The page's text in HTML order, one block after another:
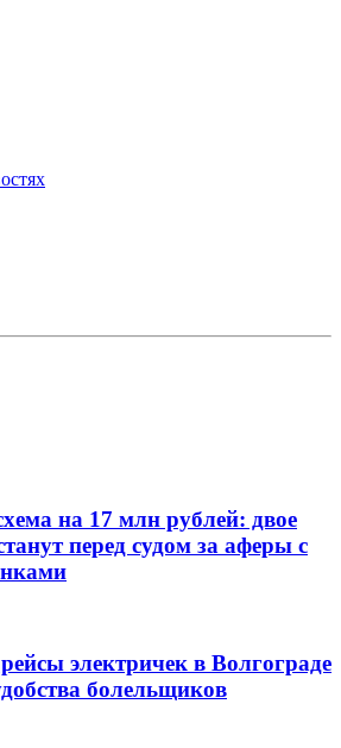
на 17 млн рублей: двое
перед судом за аферы с
электричек в Волгограде
болельщиков